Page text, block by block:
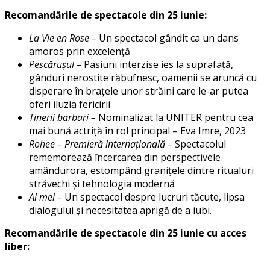
Recomandările de spectacole din 25 iunie:
La Vie en Rose – Un spectacol gândit ca un dans
amoros prin excelență
Pescărușul – Pasiuni interzise ies la suprafață,
gânduri nerostite răbufnesc, oamenii se aruncă cu
disperare în brațele unor străini care le-ar putea
oferi iluzia fericirii
Tinerii barbari – Nominalizat la UNITER pentru cea
mai bună actriță în rol principal – Eva Imre, 2023
Rohee – Premieră internațională – Spectacolul
rememorează încercarea din perspectivele
amândurora, estompând granițele dintre ritualuri
străvechi și tehnologia modernă
Ai mei – Un spectacol despre lucruri tăcute, lipsa
dialogului și necesitatea aprigă de a iubi.
Recomandările de spectacole din 25 iunie cu acces
liber: